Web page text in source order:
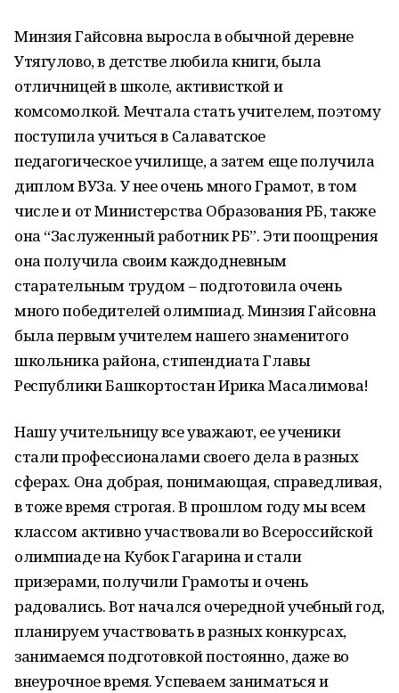
Минзия Гайсовна выросла в обычной деревне
Утягулово, в детстве любила книги, была
отличницей в школе, активисткой и
комсомолкой. Мечтала стать учителем, поэтому
поступила учиться в Салаватское
педагогическое училище, а затем еще получила
диплом ВУЗа. У нее очень много Грамот, в том
числе и от Министерства Образования РБ, также
она “Заслуженный работник РБ”. Эти поощрения
она получила своим каждодневным
старательным трудом – подготовила очень
много победителей олимпиад. Минзия Гайсовна
была первым учителем нашего знаменитого
школьника района, стипендиата Главы
Республики Башкортостан Ирика Масалимова!
Нашу учительницу все уважают, ее ученики
стали профессионалами своего дела в разных
сферах. Она добрая, понимающая, справедливая,
в тоже время строгая. В прошлом году мы всем
классом активно участвовали во Всероссийской
олимпиаде на Кубок Гагарина и стали
призерами, получили Грамоты и очень
радовались. Вот начался очередной учебный год,
планируем участвовать в разных конкурсах,
занимаемся подготовкой постоянно, даже во
внеурочное время. Успеваем заниматься и